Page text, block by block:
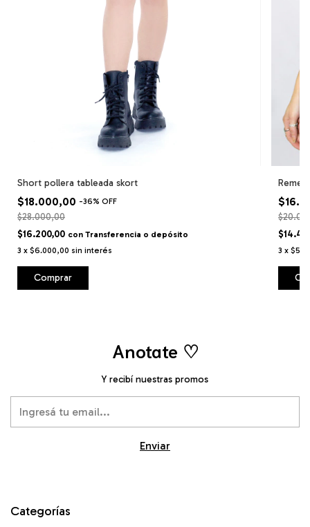
Short pollera tableada skort
$18.000,00 -36% OFF
$28.000,00
$16.200,00 con Transferencia o depósito
3 x $6.000,00 sin interés
Comprar
3 x
Anotate ♡
Y recibí nuestras promos
Categorías